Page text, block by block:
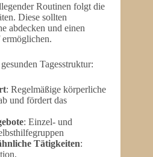
Routinen folgt die
Diese sollten
abdecken und einen
ermöglichen.
Tagesstruktur:
: Regelmäßige körperliche
und fördert das
: Einzel- und
Tätigkeiten: